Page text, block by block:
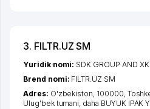
3. FILTR.UZ SM
Yuridik nomi: SDK GROUP AND
Brend nomi: FILTR.UZ SM
Adres: O'zbekiston, 100000,
Ulug'bek tumani, daha BUYUK IPAK